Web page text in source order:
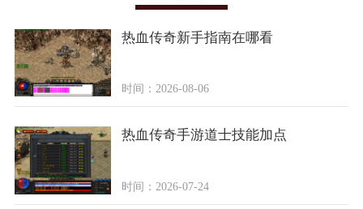
热血传奇新手指南在哪看
时间：2026-08-06
热血传奇手游道士技能加点
时间：2026-07-24